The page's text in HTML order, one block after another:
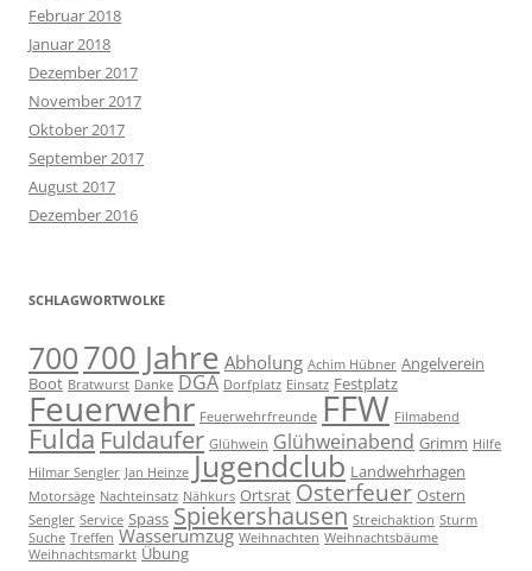
Februar 2018
Januar 2018
Dezember 2017
November 2017
Oktober 2017
September 2017
August 2017
Dezember 2016
SCHLAGWORTWOLKE
700700 Jahre Abholung Achim Hübner Angelverein
Boot Bratwurst Danke DGA Dorfplatz Einsatz Festplatz
Feuerwehr Feuerwehrfreunde FFW Filmabend
Fulda Fuldaufer Glühwein Glühweinabend Grimm Hilfe
Hilmar Sengler Jan Heinze Jugendclub Landwehrhagen
Motorsäge Nachteinsatz Nähkurs Ortsrat Osterfeuer Ostern
Sengler Service Spass Spiekershausen Streichaktion Sturm
Suche Treffen Wasserumzug Weihnachten Weihnachtsbäume
Weihnachtsmarkt Übung